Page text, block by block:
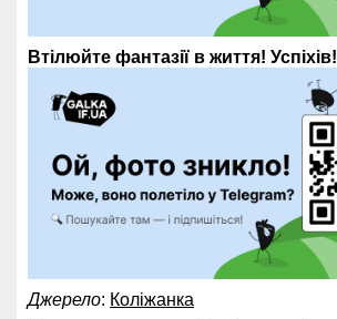
Втілюйте фантазії в життя! Успіхів!
Джерело: Коліжанка